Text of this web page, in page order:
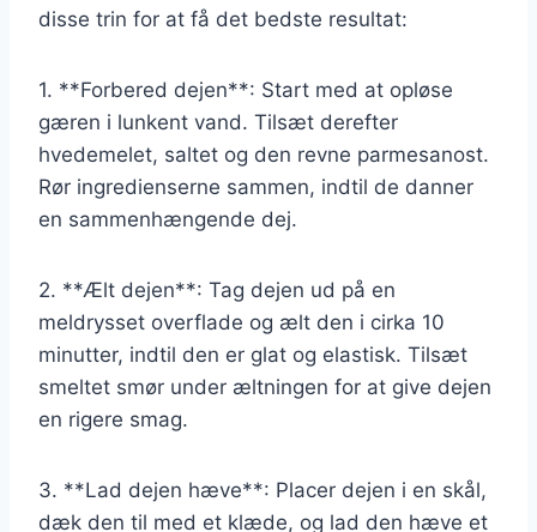
disse trin for at få det bedste resultat:
1. **Forbered dejen**: Start med at opløse
gæren i lunkent vand. Tilsæt derefter
hvedemelet, saltet og den revne parmesanost.
Rør ingredienserne sammen, indtil de danner
en sammenhængende dej.
2. **Ælt dejen**: Tag dejen ud på en
meldrysset overflade og ælt den i cirka 10
minutter, indtil den er glat og elastisk. Tilsæt
smeltet smør under æltningen for at give dejen
en rigere smag.
3. **Lad dejen hæve**: Placer dejen i en skål,
dæk den til med et klæde, og lad den hæve et